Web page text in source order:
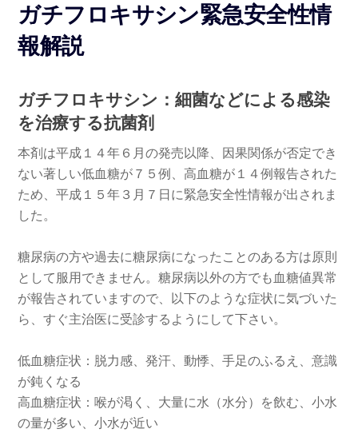
ガチフロキサシン緊急安全性情
報解説
ガチフロキサシン：細菌などによる感染
を治療する抗菌剤
本剤は平成１４年６月の発売以降、因果関係が否定でき
ない著しい低血糖が７５例、高血糖が１４例報告された
ため、平成１５年３月７日に緊急安全性情報が出されま
した。
糖尿病の方や過去に糖尿病になったことのある方は原則
として服用できません。糖尿病以外の方でも血糖値異常
が報告されていますので、以下のような症状に気づいた
ら、すぐ主治医に受診するようにして下さい。
低血糖症状：脱力感、発汗、動悸、手足のふるえ、意識
が鈍くなる
高血糖症状：喉が渇く、大量に水（水分）を飲む、小水
の量が多い、小水が近い